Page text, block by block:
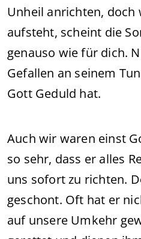
Unheil anrichten, doch
aufsteht, scheint die
genauso wie für dich.
Gefallen an seinem
Gott Geduld hat.
Auch wir waren einst
so sehr, dass er alles
uns sofort zu richten.
geschont. Oft hat er
auf unsere Umkehr